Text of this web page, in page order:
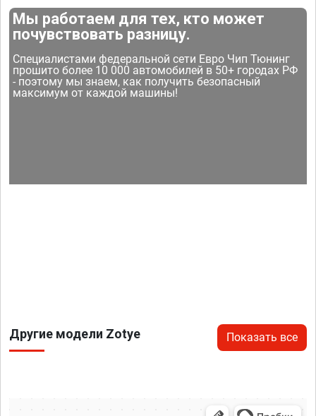
Мы работаем для тех, кто может
почувствовать разницу.
Специалистами федеральной сети Евро Чип Тюнинг
прошито более 10 000 автомобилей в 50+ городах РФ
- поэтому мы знаем, как получить безопасный
максимум от каждой машины!
Другие модели Zotye Показать все